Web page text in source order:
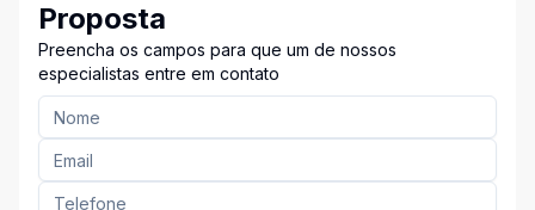
Proposta
Preencha os campos para que um de nossos
especialistas entre em contato